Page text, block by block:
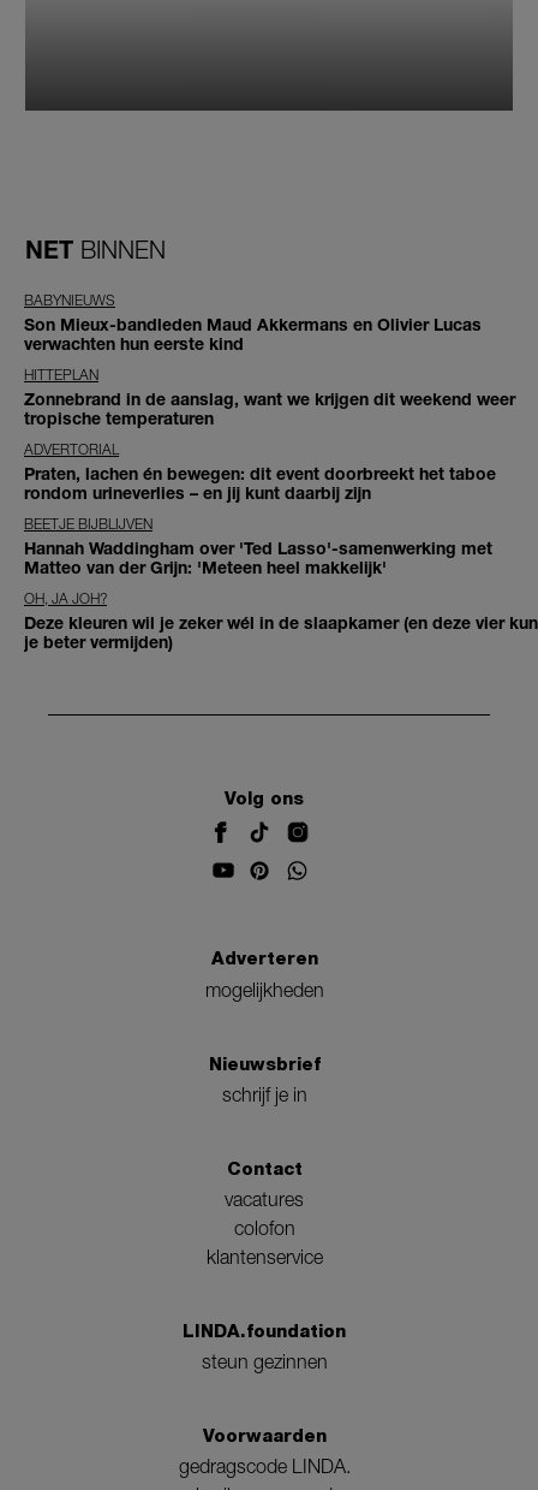
NET BINNEN
BABYNIEUWS
Son Mieux-bandleden Maud Akkermans en Olivier Lucas
verwachten hun eerste kind
HITTEPLAN
Zonnebrand in de aanslag, want we krijgen dit weekend weer
tropische temperaturen
ADVERTORIAL
Praten, lachen én bewegen: dit event doorbreekt het taboe
rondom urineverlies – en jij kunt daarbij zijn
BEETJE BIJBLIJVEN
Hannah Waddingham over 'Ted Lasso'-samenwerking met
Matteo van der Grijn: 'Meteen heel makkelijk'
OH, JA JOH?
Deze kleuren wil je zeker wél in de slaapkamer (en deze vier kun
je beter vermijden)
Volg ons
Adverteren
mogelijkheden
Nieuwsbrief
schrijf je in
Contact
vacatures
colofon
klantenservice
LINDA.foundation
steun gezinnen
Voorwaarden
gedragscode LINDA.